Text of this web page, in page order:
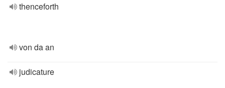
thenceforth
von da an
judicature